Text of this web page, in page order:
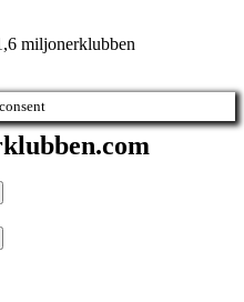
miljonerklubben